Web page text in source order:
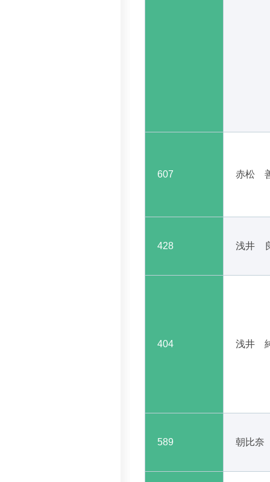
607 赤松
428 浅井
404 浅井
589 朝比